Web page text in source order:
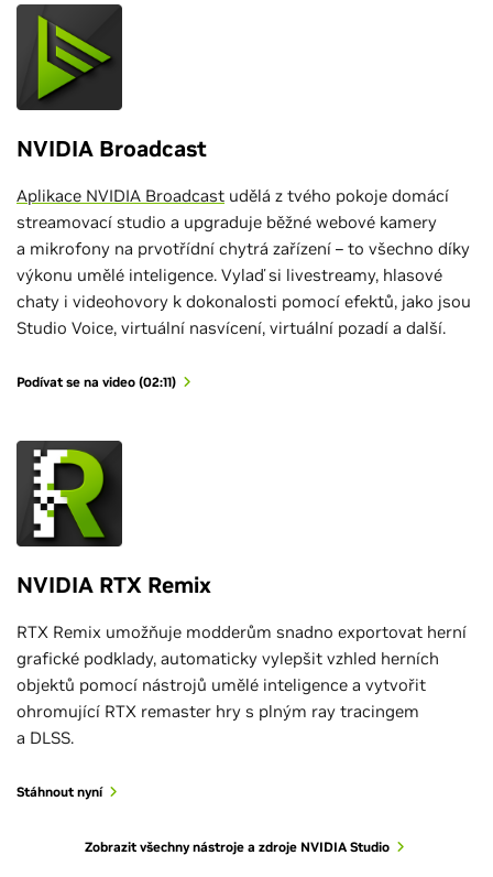
NVIDIA Broadcast
Aplikace NVIDIA Broadcast udělá z tvého pokoje domácí
streamovací studio a upgraduje běžné webové kamery
a mikrofony na prvotřídní chytrá zařízení – to všechno díky
výkonu umělé inteligence. Vylaď si livestreamy, hlasové
chaty i videohovory k dokonalosti pomocí efektů, jako jsou
Studio Voice, virtuální nasvícení, virtuální pozadí a další.
Podívat se na video (02:11)
NVIDIA RTX Remix
RTX Remix umožňuje modderům snadno exportovat herní
grafické podklady, automaticky vylepšit vzhled herních
objektů pomocí nástrojů umělé inteligence a vytvořit
ohromující RTX remaster hry s plným ray tracingem
a DLSS.
Stáhnout nyní
Zobrazit všechny nástroje a zdroje NVIDIA Studio